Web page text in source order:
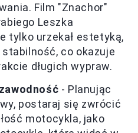
Film "Znachor"
Leszka
tylko urzekał estetyką,
stabilność, co okazuje
długich wypraw.
- Planując
postaraj się zwrócić
motocykla, jako